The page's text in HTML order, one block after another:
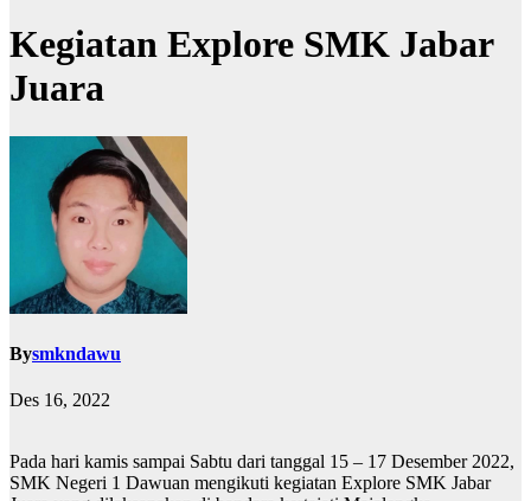
Kegiatan Explore SMK Jabar
Juara
Bysmkndawu
Des 16, 2022
Pada hari kamis sampai Sabtu dari tanggal 15 – 17 Desember 2022,
SMK Negeri 1 Dawuan mengikuti kegiatan Explore SMK Jabar